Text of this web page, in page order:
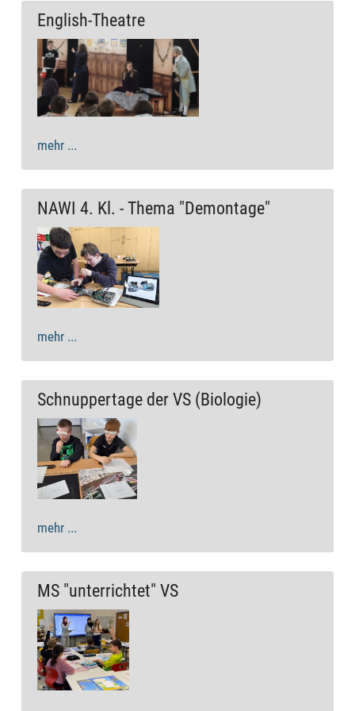
English-Theatre
mehr ...
NAWI 4. Kl. - Thema "Demontage"
mehr ...
Schnuppertage der VS (Biologie)
mehr ...
MS "unterrichtet" VS